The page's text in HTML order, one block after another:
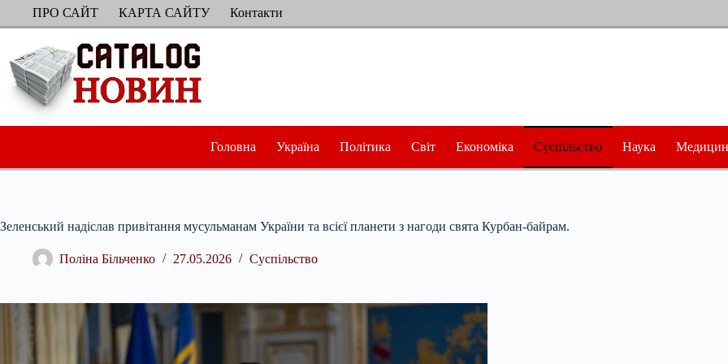
ПерейтиПРО САЙТ КАРТА САЙТУ Контакти
Головна Україна Політика Світ Економіка Суспільство Наука
Зеленський надіслав привітання мусульманам України та всієї планети з нагоди свята Курбан-байрам.
Поліна Більченко 27.05.2026 Суспільство